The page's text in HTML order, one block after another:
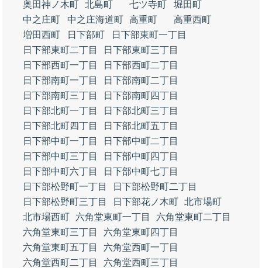
奥田神ノ木町 北島町 七ツ寺町
堀田町
中之庄町
中之庄海道町 高重町
高重西町
増田西町
日下部町
日下部東町一丁目
日下部東町二丁目
日下部東町三丁目
日下部西町一丁目
日下部西町二丁目
日下部南町一丁目
日下部南町二丁目
日下部南町三丁目
日下部南町四丁目
日下部北町一丁目
日下部北町三丁目
日下部北町四丁目
日下部北町五丁目
日下部中町一丁目
日下部中町二丁目
日下部中町三丁目
日下部中町四丁目
日下部中町六丁目
日下部中町七丁目
日下部松野町一丁目
日下部松野町二丁目
日下部松野町三丁目
日下部花ノ木町 北市場町
北市場西町
六角堂東町一丁目
六角堂東町二丁目
六角堂東町三丁目
六角堂東町四丁目
六角堂東町五丁目
六角堂西町一丁目
六角堂西町二丁目
六角堂西町三丁目